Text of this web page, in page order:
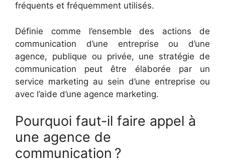
fréquents et fréquemment utilisés.
Définie comme l’ensemble des actions de
communication d’une entreprise ou d’une
agence, publique ou privée, une stratégie de
communication peut être élaborée par un
service marketing au sein d’une entreprise ou
avec l’aide d’une agence marketing.
Pourquoi faut-il faire appel à
une agence de
communication ?